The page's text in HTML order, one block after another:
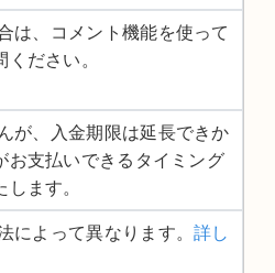
は、コメント機能を使って
ださい。
が、入金期限は延長できか
お支払いできるタイミング
ます。
によって異なります。詳し